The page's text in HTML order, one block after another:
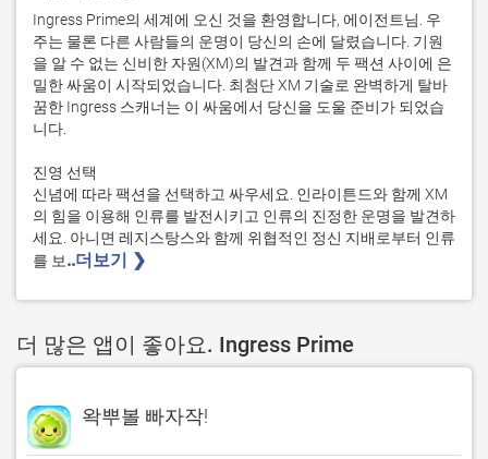
Ingress Prime의 세계에 오신 것을 환영합니다, 에이전트님. 우
주는 물론 다른 사람들의 운명이 당신의 손에 달렸습니다. 기원
을 알 수 없는 신비한 자원(XM)의 발견과 함께 두 팩션 사이에 은
밀한 싸움이 시작되었습니다. 최첨단 XM 기술로 완벽하게 탈바
꿈한 Ingress 스캐너는 이 싸움에서 당신을 도울 준비가 되었습
니다.
진영 선택
신념에 따라 팩션을 선택하고 싸우세요. 인라이튼드와 함께 XM
의 힘을 이용해 인류를 발전시키고 인류의 진정한 운명을 발견하
세요. 아니면 레지스탕스와 함께 위협적인 정신 지배로부터 인류
를 보..더보기 ❯
더 많은 앱이 좋아요. Ingress Prime
왁뿌볼 빠자작!